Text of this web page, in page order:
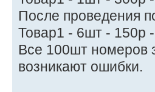
После проведения
Товар1 - 6шт - 150р
Все 100шт номеров
возникают ошибки.